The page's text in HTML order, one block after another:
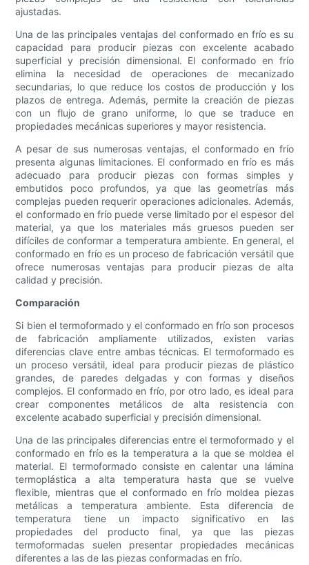
ajustadas.
Una de las principales ventajas del conformado en frío es su
capacidad para producir piezas con excelente acabado
superficial y precisión dimensional. El conformado en frío
elimina la necesidad de operaciones de mecanizado
secundarias, lo que reduce los costos de producción y los
plazos de entrega. Además, permite la creación de piezas
con un flujo de grano uniforme, lo que se traduce en
propiedades mecánicas superiores y mayor resistencia.
A pesar de sus numerosas ventajas, el conformado en frío
presenta algunas limitaciones. El conformado en frío es más
adecuado para producir piezas con formas simples y
embutidos poco profundos, ya que las geometrías más
complejas pueden requerir operaciones adicionales. Además,
el conformado en frío puede verse limitado por el espesor del
material, ya que los materiales más gruesos pueden ser
difíciles de conformar a temperatura ambiente. En general, el
conformado en frío es un proceso de fabricación versátil que
ofrece numerosas ventajas para producir piezas de alta
calidad y precisión.
Comparación
Si bien el termoformado y el conformado en frío son procesos
de fabricación ampliamente utilizados, existen varias
diferencias clave entre ambas técnicas. El termoformado es
un proceso versátil, ideal para producir piezas de plástico
grandes, de paredes delgadas y con formas y diseños
complejos. El conformado en frío, por otro lado, es ideal para
crear componentes metálicos de alta resistencia con
excelente acabado superficial y precisión dimensional.
Una de las principales diferencias entre el termoformado y el
conformado en frío es la temperatura a la que se moldea el
material. El termoformado consiste en calentar una lámina
termoplástica a alta temperatura hasta que se vuelve
flexible, mientras que el conformado en frío moldea piezas
metálicas a temperatura ambiente. Esta diferencia de
temperatura tiene un impacto significativo en las
propiedades del producto final, ya que las piezas
termoformadas suelen presentar propiedades mecánicas
diferentes a las de las piezas conformadas en frío.